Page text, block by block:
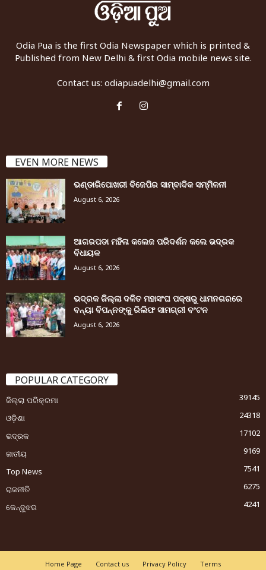
Odia Pua is the first Odia Newspaper which is printed &
Published from New Delhi & first Odia mobile news site.
Contact us: odiapuadelhi@gmail.com
EVEN MORE NEWS
ଭଣ୍ଡାରିପୋଖରୀ ବିଜେପିର ସାମ୍ବାଦିକ ସମ୍ମିଳନୀ
August 6, 2026
ଆଗରପଡା ମହିଳା କଲେଜ ପରିଦର୍ଶନ କଲେ ଭଦ୍ରକ
ବିଧାୟକ
August 6, 2026
ଭଦ୍ରକ ଜିଲ୍ଲା ଦଳିତ ମହାସଂଘ ପକ୍ଷରୁ ଧାମନଗରରେ
ବନ୍ୟା ବିପନ୍ନଙ୍କୁ ରିଲିଫ ସାମଗ୍ରୀ ବଂଟନ
August 6, 2026
POPULAR CATEGORY
ଜିଲ୍ଲା ପରିକ୍ରମା
39145
ଓଡ଼ିଶା
24318
ଭଦ୍ରକ
17102
ଜାତୀୟ
9169
Top News
7541
ରାଜନୀତି
6275
କେନ୍ଦୁଝର
4241
Home Page Contact us Privacy Policy Terms